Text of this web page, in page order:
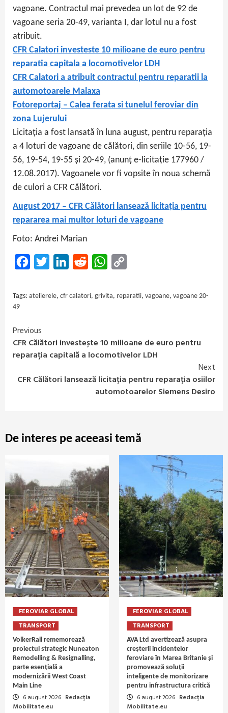
vagoane. Contractul mai prevedea un lot de 92 de
vagoane seria 20-49, varianta I, dar lotul nu a fost
atribuit.
CFR Calatori investeste 10 milioane de euro pentru
reparatia capitala a locomotivelor LDH
CFR Calatori a atribuit contractul pentru reparatii la
automotoarele Malaxa
Fotoreportaj – Calea ferata si tunelul feroviar din
zona Lujerului
Licitația a fost lansată în luna august, pentru reparația
a 4 loturi de vagoane de călători, din seriile 10-56, 19-
56, 19-54, 19-55 și 20-49, (anunț e-licitație 177960 /
12.08.2017). Vagoanele vor fi vopsite în noua schemă
de culori a CFR Călători.
August 2017 – CFR Călători lansează licitația pentru
repararea mai multor loturi de vagoane
Foto: Andrei Marian
FacebookTwitter LinkedInReddit WhatsApp
Tags: atelierele, cfr calatori, grivita, reparatii, vagoane, vagoane 20-
49
Continue
Reading
Previous
CFR Călători investește 10 milioane de euro pentru
reparația capitală a locomotivelor LDH
Next
CFR Călători lansează licitația pentru reparația osiilor
automotoarelor Siemens Desiro
De interes pe aceeasi temă
FEROVIAR GLOBAL
TRANSPORT
VolkerRail rememorează
proiectul strategic Nuneaton
Remodelling & Resignalling,
parte esențială a
modernizării West Coast
Main Line
6 august 2026 Redacția
Mobilitate.eu
FEROVIAR GLOBAL
TRANSPORT
AVA Ltd avertizează asupra
creșterii incidentelor
feroviare în Marea Britanie și
promovează soluții
inteligente de monitorizare
pentru infrastructura critică
6 august 2026 Redacția
Mobilitate.eu